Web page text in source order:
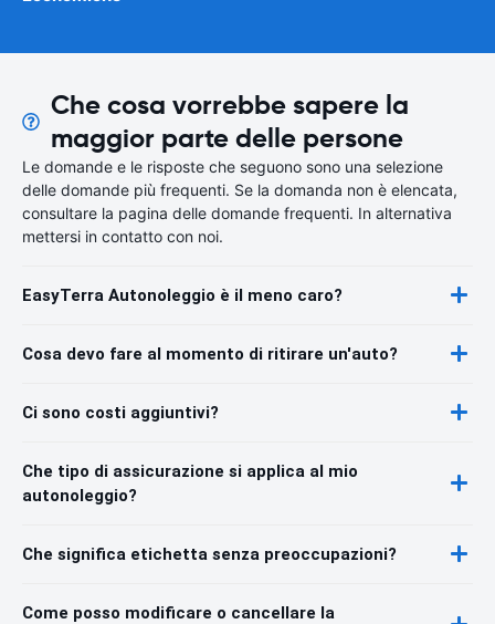
Che cosa vorrebbe sapere la
maggior parte delle persone
Le domande e le risposte che seguono sono una selezione
delle domande più frequenti. Se la domanda non è elencata,
consultare la pagina delle domande frequenti. In alternativa
mettersi in contatto con noi.
EasyTerra Autonoleggio è il meno caro?
Cosa devo fare al momento di ritirare un'auto?
Ci sono costi aggiuntivi?
Che tipo di assicurazione si applica al mio
autonoleggio?
Che significa etichetta senza preoccupazioni?
Come posso modificare o cancellare la